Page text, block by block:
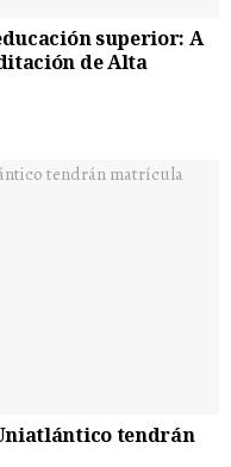
superior: A
de Alta
tendrán